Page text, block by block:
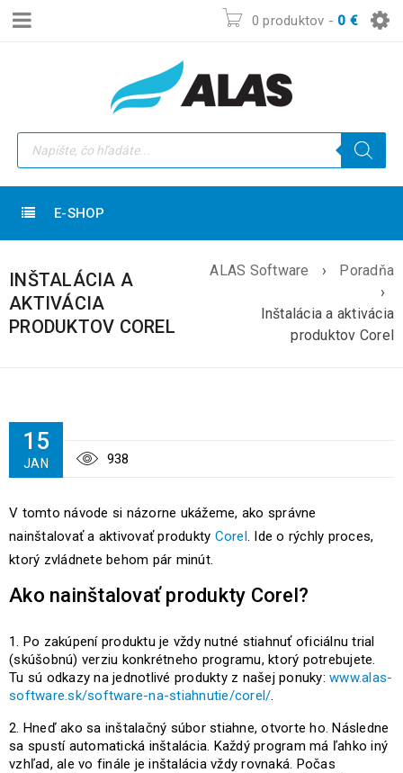
0 produktov - 0 €
E-SHOP
INŠTALÁCIA A
AKTIVÁCIA
PRODUKTOV COREL
ALAS Software ›
Poradňa
›
Inštalácia a aktivácia
produktov Corel
15
JAN 938
V tomto návode si názorne ukážeme, ako správne
nainštalovať a aktivovať produkty Corel. Ide o rýchly proces,
ktorý zvládnete behom pár minút.
Ako nainštalovať produkty Corel?
Po zakúpení produktu je vždy nutné stiahnuť oficiálnu trial
(skúšobnú) verziu konkrétneho programu, ktorý potrebujete.
Tu sú odkazy na jednotlivé produkty z našej ponuky: www.alas-
software.sk/software-na-stiahnutie/corel/.
Hneď ako sa inštalačný súbor stiahne, otvorte ho. Následne
sa spustí automatická inštalácia. Každý program má ľahko iný
vzhľad, ale vo finále je inštalácia vždy rovnaká. Počas